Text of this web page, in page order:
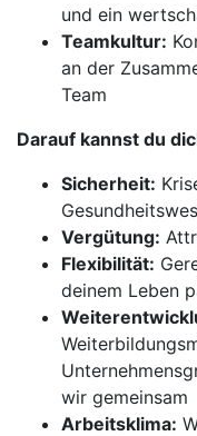
und ein
Teamkultur:
an der
Team
Darauf kannst du
Sicherheit:
Vergütung:
Flexibilität:
deinem Leben
wir gemeinsam
Arbeitsklima: